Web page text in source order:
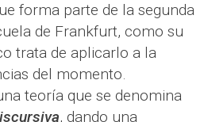
forma parte de la segunda
de Frankfurt, como su
trata de aplicarlo a la
del momento.
teoría que se denomina
, dando una